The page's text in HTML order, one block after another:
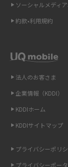
Wi-Fi 6とは？Wi-Fi 5
光ファイバーとは？
ストリーミング再生
法人のお客さま
企業情報（KDDI）
KDDIホーム
KDDIサイトマップ
プライバシーポリ
プライバシーポー
ソーシャルメディ
約款•利用規約